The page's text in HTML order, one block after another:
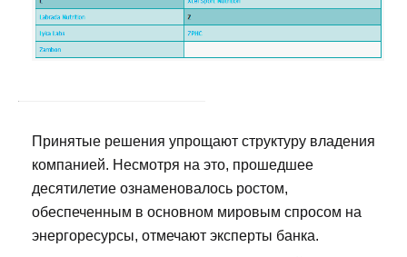
Принятые решения упрощают структуру владения
компанией. Несмотря на это, прошедшее
десятилетие ознаменовалось ростом,
обеспеченным в основном мировым спросом на
энергоресурсы, отмечают эксперты банка.